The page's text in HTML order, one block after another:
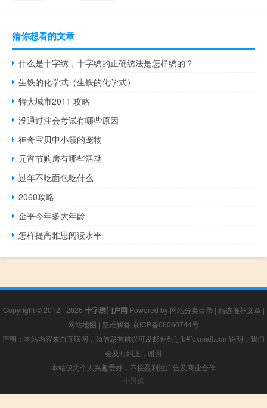
猜你想看的文章
什么是十字绣，十字绣的正确绣法是怎样绣的？
生铁的化学式（生铁的化学式）
特大城市2011 攻略
没通过注会考试有哪些原因
神奇宝贝中小霞的宠物
元宵节购房有哪些活动
过年不吃面包吃什么
2060攻略
金平今年多大年龄
怎样提高雅思阅读水平
Copyright © 2012 - 2026 十字绣门户网 Powered by 网站分类目录 | 精选推荐文章 |
网站地图 | 疑难解答 京ICP备06060744号
声明：本站内容来自互联网，如信息有错误可发邮件到f_fb#foxmail.com说明，我们
会及时纠正，谢谢
本站仅为个人兴趣爱好，不接盈利性广告及商业合作
小男孩